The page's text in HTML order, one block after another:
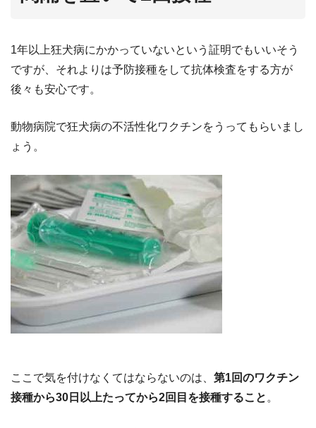
1年以上狂犬病にかかっていないという証明でもいいそう
ですが、それよりは予防接種をして抗体検査をする方が
後々も安心です。
動物病院で狂犬病の不活性化ワクチンをうってもらいまし
ょう。
ここで気を付けなくてはならないのは、 第1回のワクチン
接種から30日以上たってから2回目を接種すること 。